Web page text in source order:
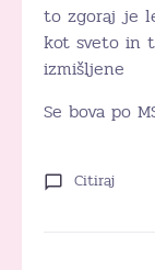
to zgoraj je
kot sveto in
izmišljene
Se bova po
Citiraj